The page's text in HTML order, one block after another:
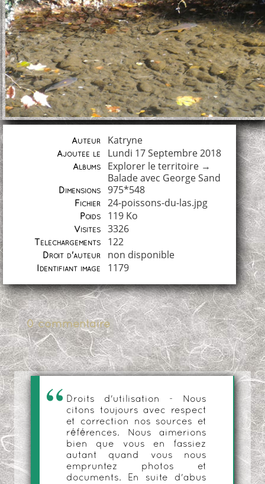
Auteur Katryne
Ajoutée le Lundi 17 Septembre 2018
Albums Explorer le territoire→
Balade avec George Sand
Dimensions 975*548
Fichier 24-poissons-du-las.jpg
Poids 119 Ko
Visites 3326
Téléchargements 122
Droit d'auteur non disponible
Identifiant image 1179
0 commentaire
Droits d'utilisation - Nous
citons toujours avec respect
et correction nos sources et
références. Nous aimerions
bien que vous en fassiez
autant quand vous nous
empruntez photos et
documents. En suite d'abus